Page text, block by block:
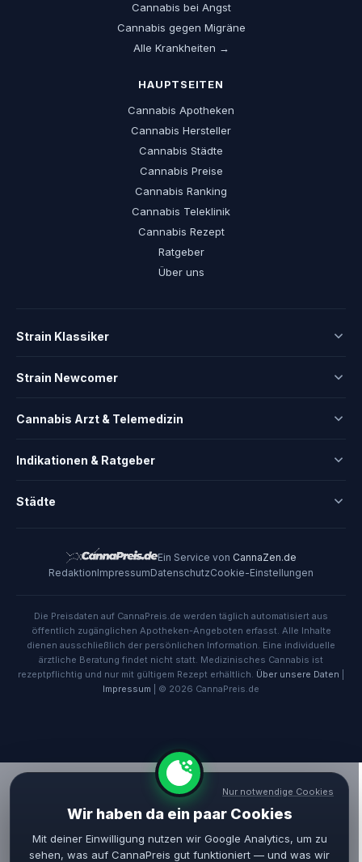
Cannabis bei Angst
Cannabis gegen Migräne
Alle Krankheiten →
HAUPTSEITEN
Cannabis Apotheken
Cannabis Hersteller
Cannabis Städte
Cannabis Preise
Cannabis Ranking
Cannabis Teleklinik
Cannabis Rezept
Ratgeber
Über uns
Strain Klassiker
Strain Newcomer
Cannabis Arzt & Telemedizin
Indikationen & Ratgeber
Städte
Ein Service von CannaZen.de
RedaktionImpressumDatenschutzCookie-Einstellungen
Die Preisdaten auf CannaPreis.de werden täglich automatisiert aus
öffentlich zugänglichen Apotheken-Angeboten erfasst. Alle Inhalte
dienen ausschließlich der persönlichen Information. Eine individuelle
ärztliche Beratung findet nicht statt. Medizinisches Cannabis ist
rezeptpflichtig und nur mit gültigem Rezept erhältlich. Über unsere Daten
Impressum | © 2026 CannaPreis.de
Nur notwendige Cookies
Wir haben da ein paar Cookies
Mit deiner Einwilligung nutzen wir Google Analytics, um zu
sehen, was auf CannaPreis gut funktioniert — und was wir